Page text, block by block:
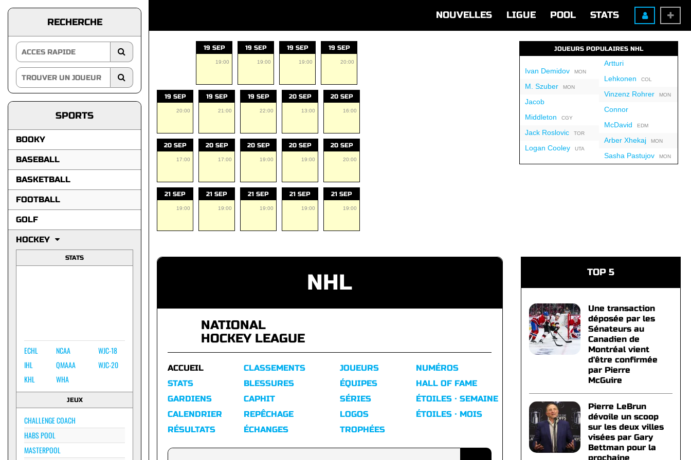
NOUVELLES LIGUE POOL STATS
RECHERCHE
SPORTS
BOOKY
BASEBALL
BASKETBALL
FOOTBALL
GOLF
HOCKEY
STATS
ECHL
IHL
KHL
NCAA
QMAAA
WHA
WJC-18
WJC-20
JEUX
CHALLENGE COACH
HABS POOL
MASTERPOOL
19 SEP
19:00
19 SEP
19:00
19 SEP
19:00
19 SEP
20:00
19 SEP
20:00
19 SEP
21:00
19 SEP
22:00
20 SEP
13:00
20 SEP
16:00
20 SEP
17:00
20 SEP
17:00
20 SEP
19:00
20 SEP
19:00
20 SEP
20:00
21 SEP
19:00
21 SEP
19:00
21 SEP
19:00
21 SEP
19:00
21 SEP
19:00
JOUEURS POPULAIRES NHL
Ivan DemidovMON
M. SzuberMON
Jacob
Middleton CGY
Jack RoslovicTOR
Logan CooleyUTA
Artturi
Lehkonen COL
Vinzenz RohrerMON
Connor
McDavid EDM
Arber XhekajMON
Sasha PastujovMON
NHL
NATIONAL
HOCKEY LEAGUE
ACCUEIL
STATS
GARDIENS
CALENDRIER
RÉSULTATS
CLASSEMENTS
BLESSURES
CAPHIT
REPÊCHAGE
ÉCHANGES
JOUEURS
ÉQUIPES
SÉRIES
LOGOS
TROPHÉES
NUMÉROS
HALL OF FAME
ÉTOILES · SEMAINE
ÉTOILES · MOIS
TOP 5
Une transaction
déposée par les
Sénateurs au
Canadien de
Montréal vient
d'être confirmée
par Pierre
McGuire
Pierre LeBrun
dévoile un scoop
sur les deux villes
visées par Gary
Bettman pour la
prochaine